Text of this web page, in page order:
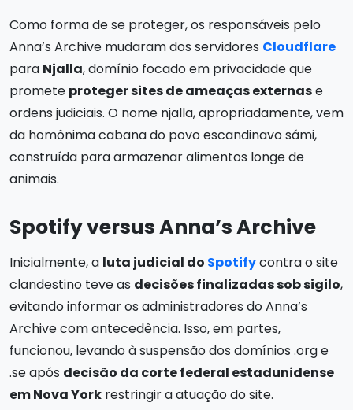
Como forma de se proteger, os responsáveis pelo
Anna’s Archive mudaram dos servidores Cloudflare
para Njalla, domínio focado em privacidade que
promete proteger sites de ameaças externase
ordens judiciais. O nome njalla, apropriadamente, vem
da homônima cabana do povo escandinavo sámi,
construída para armazenar alimentos longe de
animais.
Spotify versus Anna’s Archive
Inicialmente, a luta judicial do Spotifycontra o site
clandestino teve as decisões finalizadas sob sigilo,
evitando informar os administradores do Anna’s
Archive com antecedência. Isso, em partes,
funcionou, levando à suspensão dos domínios .org e
.se após decisão da corte federal estadunidense
em Nova York restringir a atuação do site.